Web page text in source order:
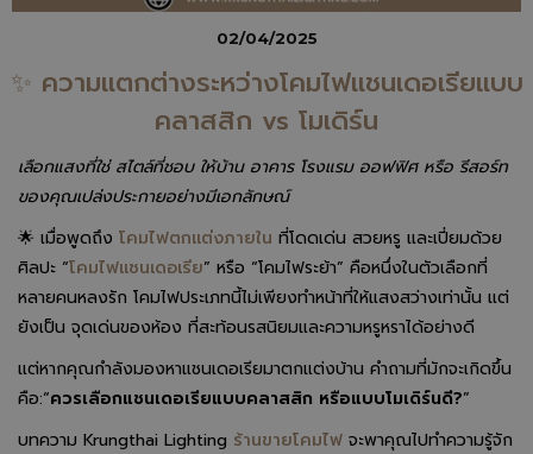
02/04/2025
✨ ความแตกต่างระหว่างโคมไฟแชนเดอเรียแบบ
คลาสสิก vs โมเดิร์น
เลือกแสงที่ใช่ สไตล์ที่ชอบ ให้บ้าน อาคาร โรงแรม ออฟฟิศ หรือ รีสอร์ท
ของคุณเปล่งประกายอย่างมีเอกลักษณ์
🌟 เมื่อพูดถึง โคมไฟตกแต่งภายใน ที่โดดเด่น สวยหรู และเปี่ยมด้วย
ศิลปะ “โคมไฟแชนเดอเรีย” หรือ “โคมไฟระย้า” คือหนึ่งในตัวเลือกที่
หลายคนหลงรัก โคมไฟประเภทนี้ไม่เพียงทำหน้าที่ให้แสงสว่างเท่านั้น แต่
ยังเป็น จุดเด่นของห้อง ที่สะท้อนรสนิยมและความหรูหราได้อย่างดี
แต่หากคุณกำลังมองหาแชนเดอเรียมาตกแต่งบ้าน คำถามที่มักจะเกิดขึ้น
คือ:“ควรเลือกแชนเดอเรียแบบคลาสสิก หรือแบบโมเดิร์นดี?”
บทความ Krungthai Lighting ร้านขายโคมไฟ จะพาคุณไปทำความรู้จัก